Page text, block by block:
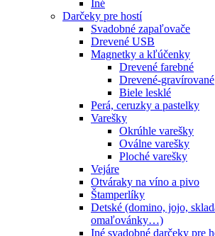
Iné
Darčeky pre hostí
Svadobné zapaľovače
Drevené USB
Magnetky a kľúčenky
Drevené farebné
Drevené-gravírované
Biele lesklé
Perá, ceruzky a pastelky
Varešky
Okrúhle varešky
Oválne varešky
Ploché varešky
Vejáre
Otváraky na víno a pivo
Štamperlíky
Detské (domino, jojo,
omaľovánky…)
Iné svadobné darčeky pre